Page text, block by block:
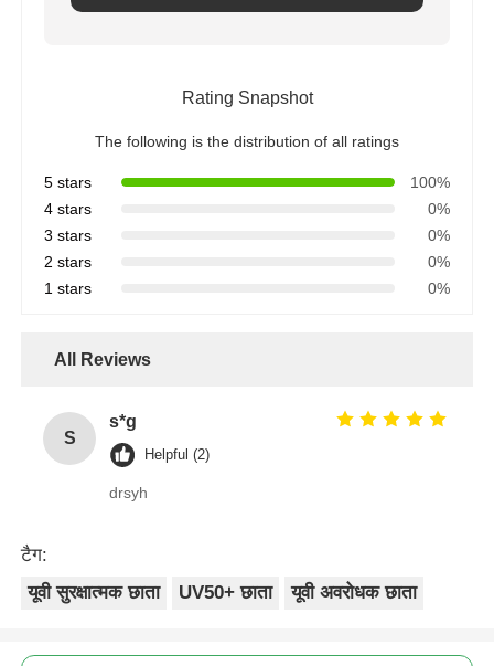
Rating Snapshot
The following is the distribution of all ratings
5 stars
100%
4 stars
0%
3 stars
0%
2 stars
0%
1 stars
0%
All Reviews
S
s*g
Helpful (2)
drsyh
टैग:
यूवी सुरक्षात्मक छाता
UV50+ छाता यूवी अवरोधक छाता